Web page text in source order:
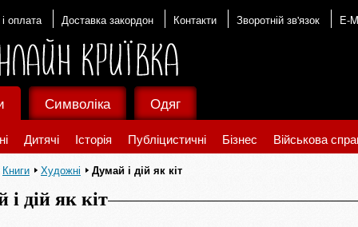
оплата Доставка закордон Контакти Зворотній зв'язок E-
Дитячі Історія Публіцистичні Бізнес Військова
Символіка Одяг
Книги Художні Думай і дій як кіт
і дій як кіт